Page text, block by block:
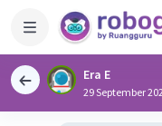
Era E
29 September